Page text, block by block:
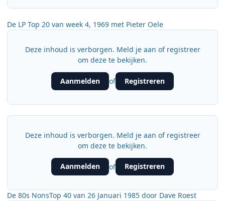
De LP Top 20 van week 4, 1969 met Pieter Oele
Deze inhoud is verborgen. Meld je aan of registreer
om deze te bekijken.
Aanmelden of Registreren
Deze inhoud is verborgen. Meld je aan of registreer
om deze te bekijken.
Aanmelden of Registreren
De 80s NonsTop 40 van 26 Januari 1985 door Dave Roest